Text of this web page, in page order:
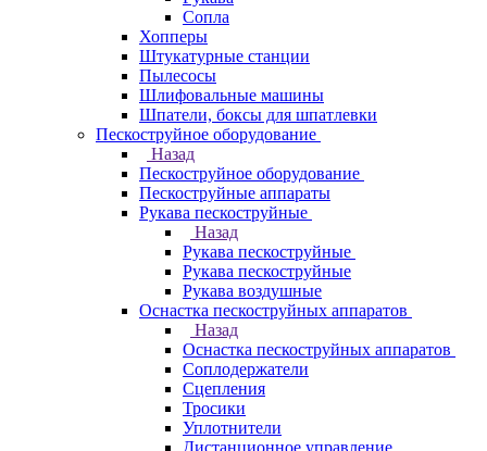
Сопла
Хопперы
Штукатурные станции
Пылесосы
Шлифовальные машины
Шпатели, боксы для шпатлевки
Пескоструйное оборудование
Назад
Пескоструйное оборудование
Пескоструйные аппараты
Рукава пескоструйные
Назад
Рукава пескоструйные
Рукава пескоструйные
Рукава воздушные
Оснастка пескоструйных аппаратов
Назад
Оснастка пескоструйных аппаратов
Соплодержатели
Сцепления
Тросики
Уплотнители
Дистанционное управление